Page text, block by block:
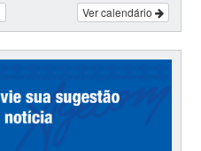
Ver calendário